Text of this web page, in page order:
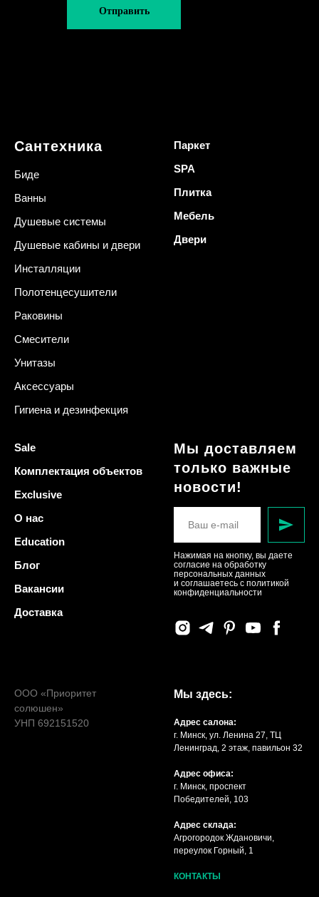
Отправить
Сантехника
Биде
Ванны
Душевые системы
Душевые кабины и двери
Инсталляции
Полотенцесушители
Раковины
Смесители
Унитазы
Аксессуары
Гигиена и дезинфекция
Паркет
SPA
Плитка
Мебель
Двери
Sale
Комплектация объектов
Exclusive
О нас
Education
Блог
Вакансии
Доставка
Мы доставляем
только важные
новости!
Нажимая на кнопку, вы даете
согласие на обработку
персональных данных
и соглашаетесь c политикой
конфиденциальности
ООО «Приоритет
солюшен»
УНП 692151520
Мы здесь:
Адрес салона:
г. Минск, ул. Ленина 27, ТЦ
Ленинград, 2 этаж, павильон 32
Адрес офиса:
г. Минск, проспект
Победителей, 103
Адрес склада:
Агрогородок Ждановичи,
переулок Горный, 1
КОНТАКТЫ